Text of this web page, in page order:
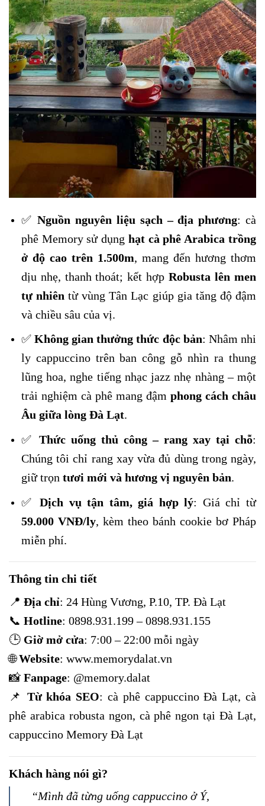
✅Nguồn nguyên liệu sạch – địa phương: cà
phê Memory sử dụng hạt cà phê Arabica trồng
ở độ cao trên 1.500m, mang đến hương thơm
dịu nhẹ, thanh thoát; kết hợpRobusta lên men
tự nhiên từ vùng Tân Lạc giúp gia tăng độ đậm
và chiều sâu của vị.
✅Không gian thưởng thức độc bản: Nhâm nhi
ly cappuccino trên ban công gỗ nhìn ra thung
lũng hoa, nghe tiếng nhạc jazz nhẹ nhàng – một
trải nghiệm cà phê mang đậm phong cách châu
Âu giữa lòng Đà Lạt.
✅ Thức uống thủ công – rang xay tại chỗ:
Chúng tôi chỉ rang xay vừa đủ dùng trong ngày,
giữ trọn tươi mới và hương vị nguyên bản.
✅ Dịch vụ tận tâm, giá hợp lý: Giá chỉ từ
59.000 VNĐ/ly, kèm theo bánh cookie bơ Pháp
miễn phí.
Thông tin chi tiết
📍 Địa chỉ: 24 Hùng Vương, P.10, TP. Đà Lạt
📞 Hotline: 0898.931.199 – 0898.931.155
🕒 Giờ mở cửa: 7:00 – 22:00 mỗi ngày
🌐Website: www.memorydalat.vn
📸 Fanpage: @memory.dalat
📌 Từ khóa SEO: cà phê cappuccino Đà Lạt, cà
phê arabica robusta ngon, cà phê ngon tại Đà Lạt,
cappuccino Memory Đà Lạt
Khách hàng nói gì?
“Mình đã từng uống cappuccino ở Ý,